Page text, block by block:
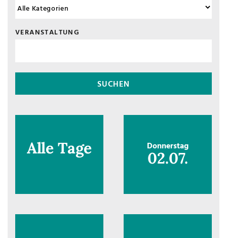
VERANSTALTUNG
Alle Tage Donnerstag
02.07.